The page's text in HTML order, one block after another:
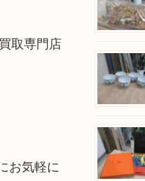
取専門店
お気軽に